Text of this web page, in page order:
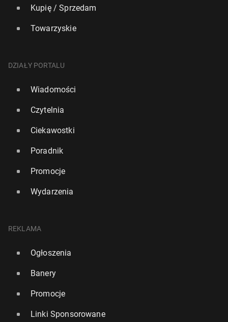
Kupię / Sprzedam
Towarzyskie
DZIAŁY PORTALU
Wiadomości
Czytelnia
Ciekawostki
Poradnik
Promocje
Wydarzenia
REKLAMA
Ogłoszenia
Banery
Promocje
Linki Sponsorowane